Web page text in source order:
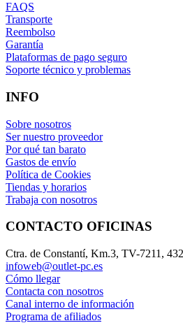
FAQS
Transporte
Reembolso
Garantía
Plataformas de pago seguro
Soporte técnico y problemas
INFO
Sobre nosotros
Ser nuestro proveedor
Por qué tan barato
Gastos de envío
Política de Cookies
Tiendas y horarios
Trabaja con nosotros
CONTACTO OFICINAS
Ctra. de Constantí, Km.3, TV-7211,
infoweb@outlet-pc.es
Cómo llegar
Contacta con nosotros
Canal interno de información
Programa de afiliados